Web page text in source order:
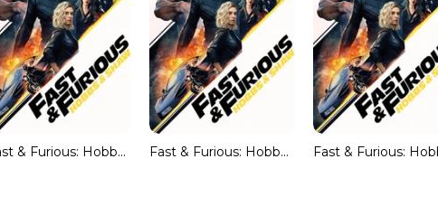
Fast & Furious: Hobbs & Shaw (HDRip) Español Torrent Fast & Furious: Hobbs & Shaw 4K UHD [HDR] (Trial)